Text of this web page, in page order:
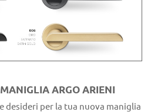
ARGO ARIENI
desideri per la tua nuova maniglia